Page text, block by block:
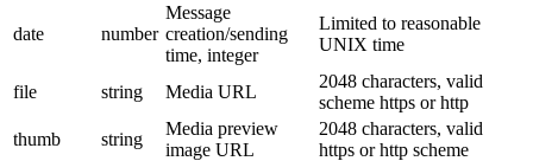
date number
Message
creation/sending
time, integer
Limited to reasonable
UNIX time
file string Media URL
2048 characters, valid
scheme https or http
thumb
string
Media preview
image URL
2048 characters, valid
https or http scheme